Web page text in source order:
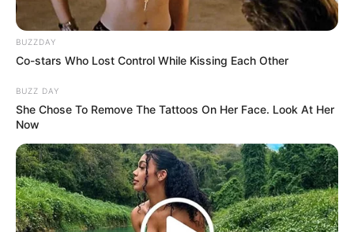
BUZZDAY
Co-stars Who Lost Control While Kissing Each Other
BUZZ DAY
She Chose To Remove The Tattoos On Her Face. Look At Her
Now